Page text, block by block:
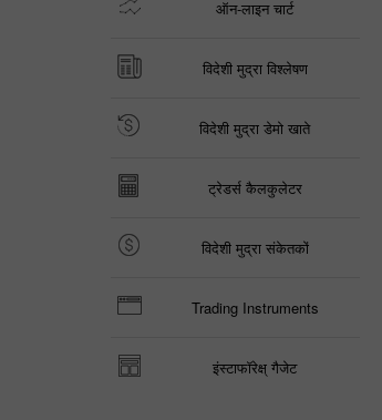
ऑन-लाइन चार्ट
विदेशी मुद्रा विश्लेषण
विदेशी मुद्रा डेमो खाते
ट्रेडर्स कैलकुलेटर
विदेशी मुद्रा संकेतकों
Trading Instruments
इंस्टाफॉरेक्ष् गैजेट